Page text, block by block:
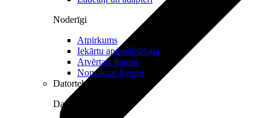
Noderīgi
Atpirkums
Iekārtu apdrošināšana
Atvērtais līgums
Nomaksas līgums
Datortehnika
Datori un Monitori